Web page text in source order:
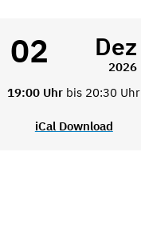
02 Dez
2026
19:00 Uhr bis 20:30 Uhr
iCal Download